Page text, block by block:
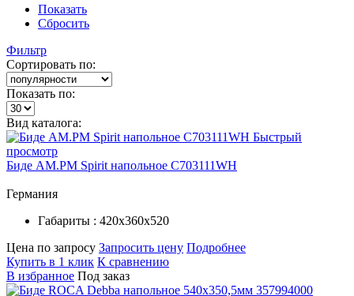
Показать
Сбросить
Фильтр
Сортировать по:
Показать по:
Вид каталога:
Быстрый
просмотр
Биде AM.PM Spirit напольное C703111WH
Германия
Габариты : 420х360х520
Цена по запросу Запросить цену Подробнее
Купить в 1 клик К сравнению
В избранное Под заказ